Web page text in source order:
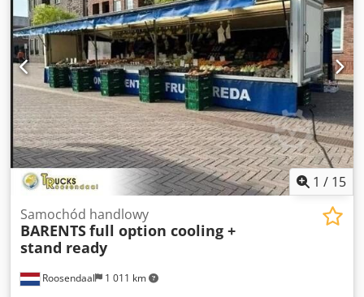
1 / 15
Roosendaal 1 011 km
Samochód handlowy
BARENTSfull option cooling +
stand ready